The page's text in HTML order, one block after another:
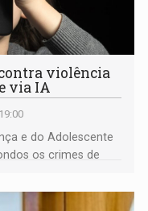
violência
via IA
e do Adolescente
os crimes de